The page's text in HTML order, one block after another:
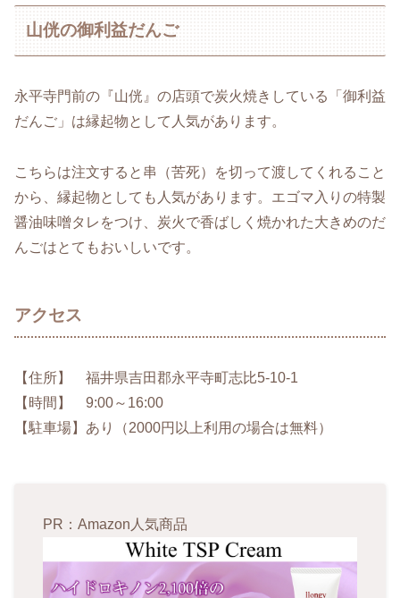
山侊の御利益だんご
永平寺門前の『山侊』の店頭で炭火焼きしている「御利益
だんご」は縁起物として人気があります。
こちらは注文すると串（苦死）を切って渡してくれること
から、縁起物としても人気があります。エゴマ入りの特製
醤油味噌タレをつけ、炭火で香ばしく焼かれた大きめのだ
んごはとてもおいしいです。
アクセス
【住所】 福井県吉田郡永平寺町志比5-10-1
【時間】 9:00～16:00
【駐車場】あり（2000円以上利用の場合は無料）
PR：Amazon人気商品